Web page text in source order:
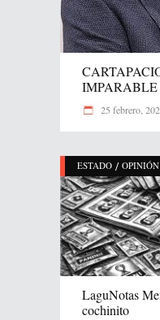
IMPARABLE
25 febrero,
ESTADO / OPINIÓN
LaguNotas
cochinito